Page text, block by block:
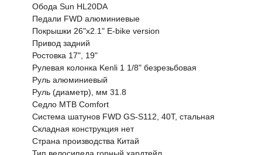
Обода Sun HL20DA
Педали FWD алюминиевые
Покрышки 26"x2.1" E-bike version
Привод задний
Ростовкa 17", 19"
Рулевая колонка Kenli 1 1/8" безрезьбовая
Руль алюминиевый
Руль (диаметр), мм 31.8
Седло MTB Comfort
Система шатунов FWD GS-S112, 40T, стальная
Складная конструкция нет
Страна производства Китай